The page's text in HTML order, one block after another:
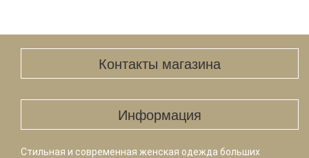
Контакты магазина
Информация
Стильная и современная женская одежда больших